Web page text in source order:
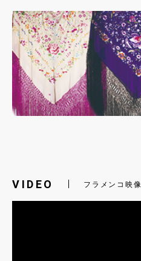
VIDEO フラメンコ映像